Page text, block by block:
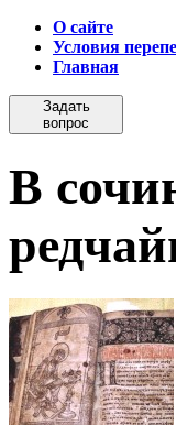
О сайте
Условия
Главная
Задать
вопрос
В